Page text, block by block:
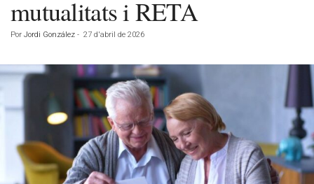
mutualitats i RETA
Por Jordi González - 27 d'abril de 2026